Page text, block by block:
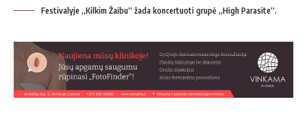
Festivalyje „Kilkim Žaibu“ žada koncertuoti grupė „High Parasite“.